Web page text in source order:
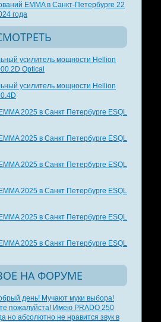
EMMA в Санкт-Петербурге 22
года
усилитель мощности Hellion
Optical
усилитель мощности Hellion
2025 в Санкт Петербурге ESQL
2025 в Санкт Петербурге ESQL
2025 в Санкт Петербурге ESQL
2025 в Санкт Петербурге ESQL
2025 в Санкт Петербурге ESQL
2025 в Санкт Петербурге ESQL
НА ФОРУМЕ
день! Мучают муки выбора!
пожалуйста! Имею PRADO 250
но абсолютно не нравится звук в